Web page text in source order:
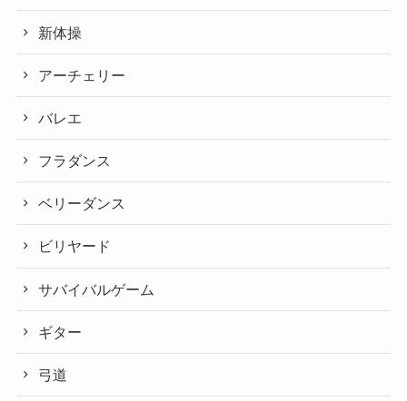
新体操
アーチェリー
バレエ
フラダンス
ベリーダンス
ビリヤード
サバイバルゲーム
ギター
弓道